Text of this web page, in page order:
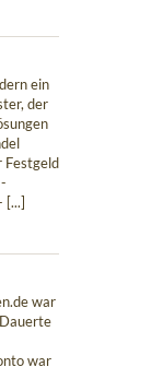
ein
der
Festgeld
war
war